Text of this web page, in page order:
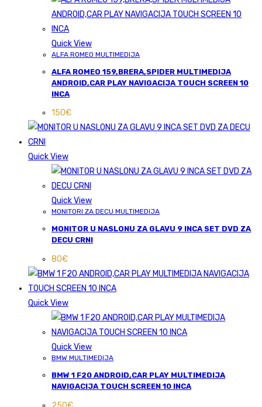
Quick View
ALFA ROMEO MULTIMEDIJA
ALFA ROMEO 159,BRERA,SPIDER MULTIMEDIJA
ANDROID,CAR PLAY NAVIGACIJA TOUCH SCREEN 10
INCA
150€
Quick View
Quick View
MONITORI ZA DECU MULTIMEDIJA
MONITOR U NASLONU ZA GLAVU 9 INCA SET DVD ZA
DECU CRNI
80€
Quick View
Quick View
BMW MULTIMEDIJA
BMW 1 F20 ANDROID,CAR PLAY MULTIMEDIJA
NAVIGACIJA TOUCH SCREEN 10 INCA